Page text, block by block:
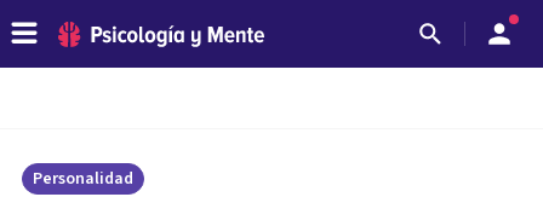
Personalidad